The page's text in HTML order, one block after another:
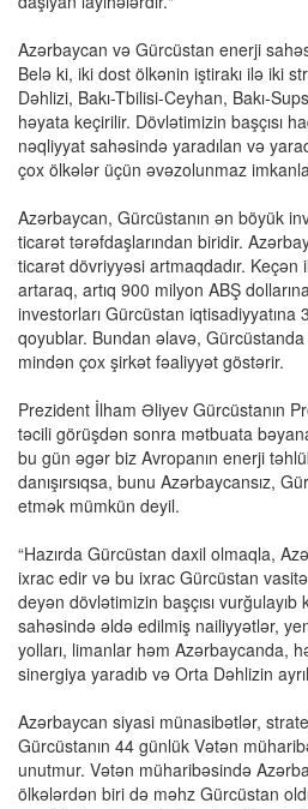
Azərbaycan və Gürcüstan enerji
Belə ki, iki dost ölkənin iştirakı ilə iki
Dəhlizi, Bakı-Tbilisi-Ceyhan, Bakı-
həyata keçirilir. Dövlətimizin başçısı
nəqliyyat sahəsində yaradılan və
çox ölkələr üçün əvəzolunmaz
Azərbaycan, Gürcüstanın ən böyük
ticarət tərəfdaşlarından biridir.
ticarət dövriyyəsi artmaqdadır.
artaraq, artıq 900 milyon ABŞ
investorları Gürcüstan
qoyublar. Bundan əlavə, Gürcüstanda
mindən çox şirkət fəaliyyət göstərir.
Prezident İlham Əliyev Gürcüstanın
təcili görüşdən sonra mətbuata
bu gün əgər biz Avropanın enerji
danışırsıqsa, bunu Azərbaycansız,
etmək mümkün deyil.
“Hazırda Gürcüstan daxil olmaqla,
ixrac edir və bu ixrac Gürcüstan
deyən dövlətimizin başçısı
sahəsində əldə edilmiş nailiyyətlər,
yolları, limanlar həm Azərbaycanda,
sinergiya yaradıb və Orta Dəhlizin
Azərbaycan siyasi münasibətlər,
Gürcüs­tanın 44 günlük Vətən
unutmur. Vətən müharibəsində
ölkələrdən biri də məhz Gürcüstan